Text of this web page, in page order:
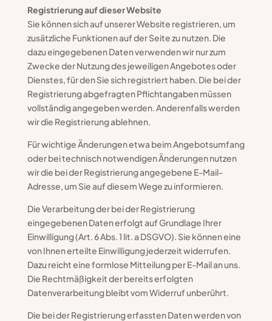
Registrierung auf dieser Website
Sie können sich auf unserer Website registrieren, um
zusätzliche Funktionen auf der Seite zu nutzen. Die
dazu eingegebenen Daten verwenden wir nur zum
Zwecke der Nutzung des jeweiligen Angebotes oder
Dienstes, für den Sie sich registriert haben. Die bei der
Registrierung abgefragten Pflichtangaben müssen
vollständig angegeben werden. Anderenfalls werden
wir die Registrierung ablehnen.
Für wichtige Änderungen etwa beim Angebotsumfang
oder bei technisch notwendigen Änderungen nutzen
wir die bei der Registrierung angegebene E-Mail-
Adresse, um Sie auf diesem Wege zu informieren.
Die Verarbeitung der bei der Registrierung
eingegebenen Daten erfolgt auf Grundlage Ihrer
Einwilligung (Art. 6 Abs. 1 lit. a DSGVO). Sie können eine
von Ihnen erteilte Einwilligung jederzeit widerrufen.
Dazu reicht eine formlose Mitteilung per E-Mail an uns.
Die Rechtmäßigkeit der bereits erfolgten
Datenverarbeitung bleibt vom Widerruf unberührt.
Die bei der Registrierung erfassten Daten werden von